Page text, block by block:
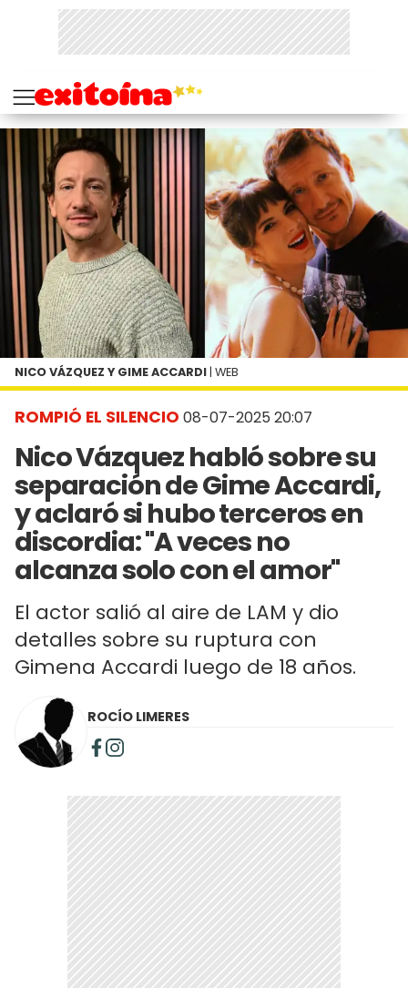
ROMPIÓ EL SILENCIO 08-07-2025 20:07
Nico Vázquez habló sobre su
separación de Gime Accardi,
y aclaró si hubo terceros en
discordia: "A veces no
alcanza solo con el amor"
El actor salió al aire de LAM y dio
detalles sobre su ruptura con
Gimena Accardi luego de 18 años.
NICO VÁZQUEZ Y GIME ACCARDI | WEB
ROCÍO LIMERES